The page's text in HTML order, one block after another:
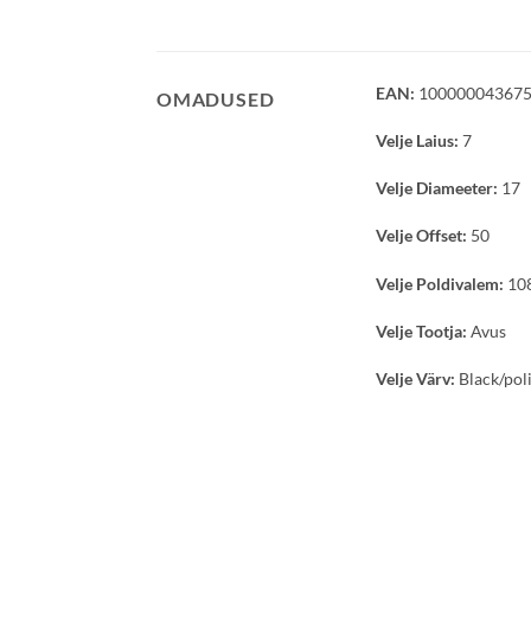
OMADUSED EAN:
Velje Laius: 7
Velje Diameeter: 17
Velje Offset: 50
Velje Poldivalem:
Velje Tootja: Avus
Velje Värv: Black/